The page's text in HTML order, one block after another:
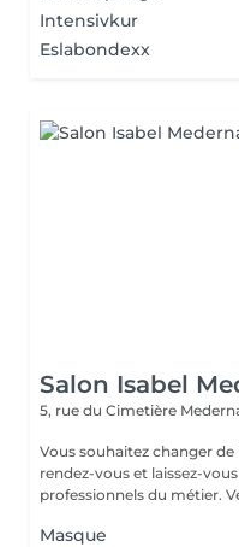
Intensivkur
Eslabondexx
Salon Isabel
5, rue du Cimetière
Vous souhaitez changer
rendez-vous et laissez-
Masque